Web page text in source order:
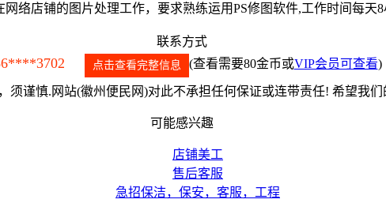
络店铺的图片处理工作，要求熟练运用PS修图软件,工作时间每天8
联系方式
点击查看完整信息 (查看需要80金币或VIP会员可查看)
须谨慎.网站(徽州便民网)对此不承担任何保证或连带责任! 希望我们
可能感兴趣
店铺美工
售后客服
急招保洁，保安，客服，工程